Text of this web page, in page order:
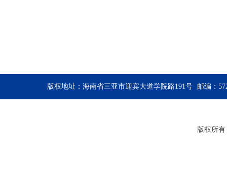
版权地址：海南省三亚市迎宾大道学院路191号 邮编：
版权所有